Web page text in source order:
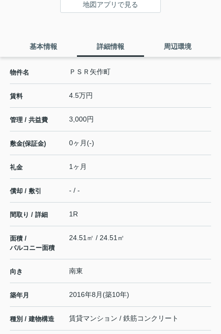
地図アプリで見る
基本情報 詳細情報 周辺環境
物件名 ＰＳＲ矢作町
賃料 4.5万円
管理 / 共益費 3,000円
敷金(保証金) 0ヶ月(-)
礼金 1ヶ月
償却 / 敷引 - / -
間取り / 詳細 1R
面積 /
バルコニー面積
24.51㎡ / 24.51㎡
向き 南東
築年月 2016年8月(築10年)
種別 / 建物構造 賃貸マンション / 鉄筋コンクリート